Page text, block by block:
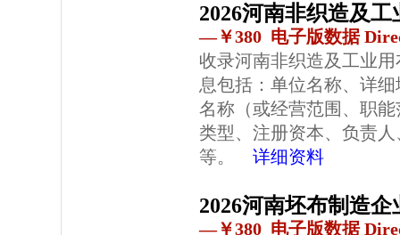
2026河南非织造及
—￥380 电子版数据
收录河南非织造及工业
息包括：单位名称、详
名称（或经营范围、职
类型、注册资本、负责
等。
详细资料
2026河南坯布制造企
—￥380 电子版数据